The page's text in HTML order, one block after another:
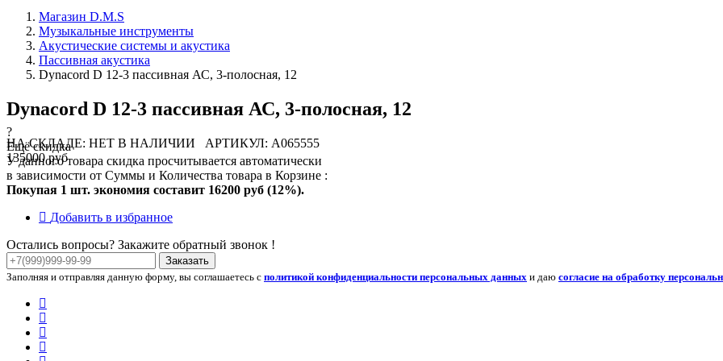
Магазин D.M.S
Музыкальные инструменты
Акустические системы и акустика
Пассивная акустика
Dynacord D 12-3 пассивная АС, 3-полосная, 12
Dynacord D 12-3 пассивная АС, 3-полосная, 12
НА СКЛАДЕ: НЕТ В НАЛИЧИИ АРТИКУЛ: A065555
135000 руб
?
Ещё скидка
У данного товара скидка просчитывается автоматически
в зависимости от Суммы и Количества товара в Корзине :
Покупая 1 шт. экономия составит 16200 руб (12%).
Добавить в избранное
Остались вопросы? Закажите обратный звонок !
Заказать
Заполняя и отправляя данную форму, вы соглашаетесь с политикой конфиденциальности персональных данных и даю согласие на обработку